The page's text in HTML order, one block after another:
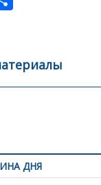
а
в
ДНЯ